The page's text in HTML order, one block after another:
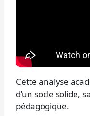
Cette analyse
d’un socle solide,
pédagogique.